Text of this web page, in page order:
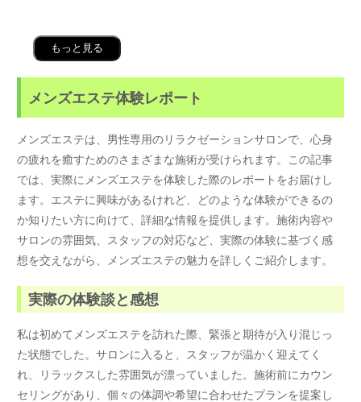
もっと見る
メンズエステ体験レポート
メンズエステは、男性専用のリラクゼーションサロンで、心身
の疲れを癒すためのさまざまな施術が受けられます。この記事
では、実際にメンズエステを体験した際のレポートをお届けし
ます。エステに興味があるけれど、どのような体験ができるの
か知りたい方に向けて、詳細な情報を提供します。施術内容や
サロンの雰囲気、スタッフの対応など、実際の体験に基づく感
想を交えながら、メンズエステの魅力を詳しくご紹介します。
実際の体験談と感想
私は初めてメンズエステを訪れた際、緊張と期待が入り混じっ
た状態でした。サロンに入ると、スタッフが温かく迎えてく
れ、リラックスした雰囲気が漂っていました。施術前にカウン
セリングがあり、個々の体調や希望に合わせたプランを提案し